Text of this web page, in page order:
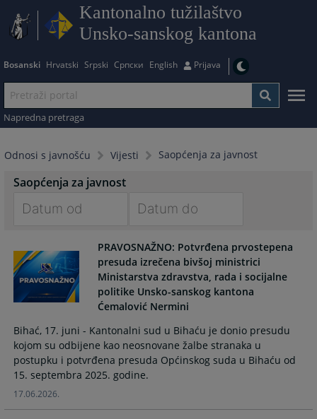
Kantonalno tužilaštvo
Unsko-sanskog kantona
Bosanski Hrvatski Srpski Српски English Prijava
Napredna pretraga
Odnosi s javnošću Vijesti Saopćenja za javnost
Saopćenja za javnost
forward
to
interact
with
calendar
and
select
a
date.
forward
to
interact
with
the
calendar
and
select
a
PRAVOSNAŽNO: Potvrđena prvostepena
presuda izrečena bivšoj ministrici
Ministarstva zdravstva, rada i socijalne
politike Unsko-sanskog kantona
Ćemalović Nermini
Bihać, 17. juni - Kantonalni sud u Bihaću je donio presudu
kojom su odbijene kao neosnovane žalbe stranaka u
postupku i potvrđena presuda Općinskog suda u Bihaću od
15. septembra 2025. godine.
17.06.2026.